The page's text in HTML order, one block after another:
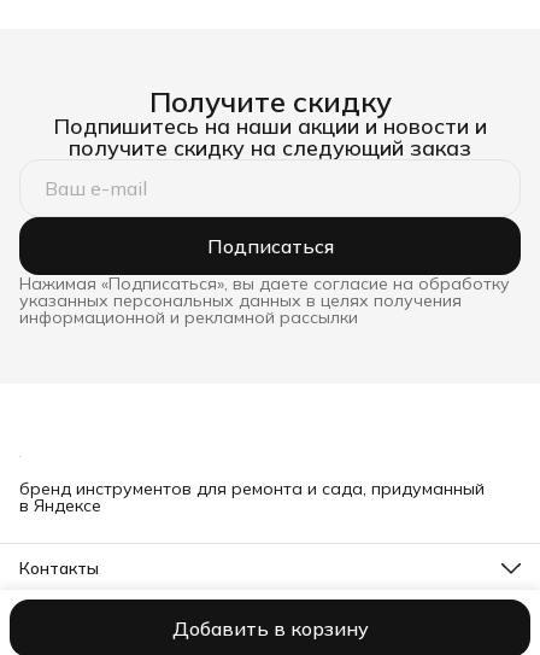
Добавить в корзину
Получите скидку
Подпишитесь на наши акции и новости и
получите скидку на следующий заказ
Подписаться
Нажимая «Подписаться», вы даете согласие на обработку
указанных персональных данных в целях получения
информационной и рекламной рассылки
бренд инструментов для ремонта и сада, придуманный
в Яндексе
Контакты
Телефон
ОплатаДоставкаПравила возврата